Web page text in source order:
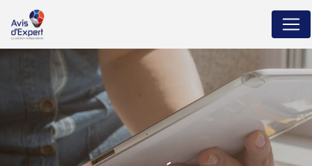
Panneau de gestion des cookies